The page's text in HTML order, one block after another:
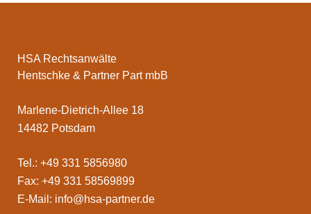
HSA Rechtsanwälte
Hentschke & Partner Part mbB
Marlene-Dietrich-Allee 18
14482 Potsdam
Tel.: +49 331 5856980
Fax: +49 331 58569899
E-Mail: info@hsa-partner.de